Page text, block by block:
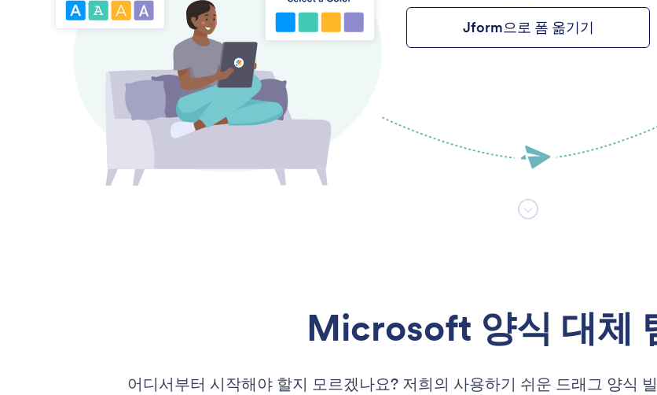
Jform으로 폼 옮기기
Microsoft 양식 대체
어디서부터 시작해야 할지 모르겠나요? 저희의 사용하기 쉬운 드래그 양식